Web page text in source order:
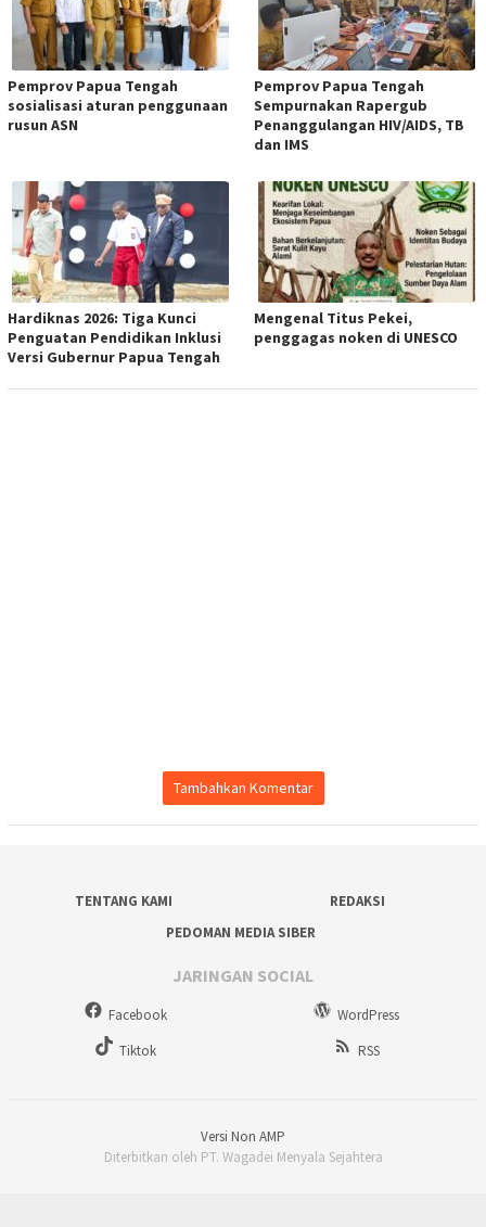
Pemprov Papua Tengah
sosialisasi aturan penggunaan
rusun ASN
Pemprov Papua Tengah
Sempurnakan Rapergub
Penanggulangan HIV/AIDS, TB
dan IMS
Hardiknas 2026: Tiga Kunci
Penguatan Pendidikan Inklusi
Versi Gubernur Papua Tengah
Mengenal Titus Pekei,
penggagas noken di UNESCO
Tambahkan Komentar
TENTANG KAMI
REDAKSI
PEDOMAN MEDIA SIBER
JARINGAN SOCIAL
Facebook
WordPress
Tiktok
RSS
Versi Non AMP
Diterbitkan oleh PT. Wagadei Menyala Sejahtera